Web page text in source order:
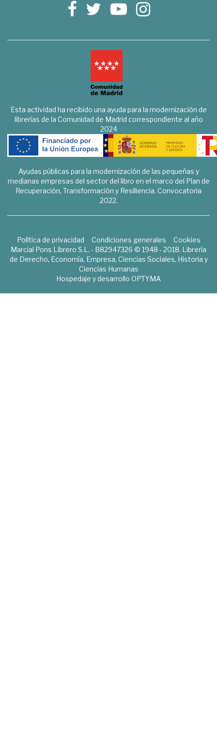
Esta actividad ha recibido una ayuda para la modernización de
librerías de la Comunidad de Madrid correspondiente al año
2024
Ayudas públicas para la modernización de las pequeñas y
medianas empresas del sector del libro en el marco del Plan de
Recuperación, Transformación y Resiliencia. Convocatoria
2022.
Política de privacidad Condiciones generales
Cookies
Marcial Pons Librero S.L. - B82947326 © 1948 - 2018. Librería
de Derecho, Economía, Empresa, Ciencias Sociales, Historia y
Ciencias Humanas
Hospedaje y desarrollo OPTYMA